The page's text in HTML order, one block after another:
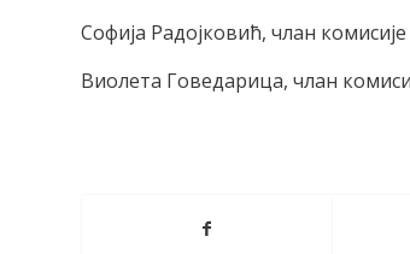
Софија Радојковић, члан комисије
Виолета Говедарица, члан